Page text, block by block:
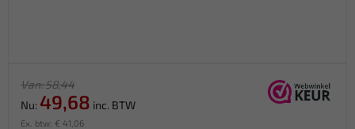
Van: 58,44
Nu: 49,68 inc. BTW
Ex. btw: € 41,06